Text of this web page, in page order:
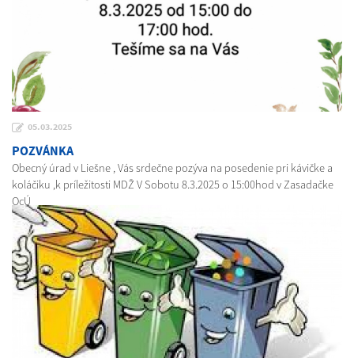
05.03.2025
POZVÁNKA
Obecný úrad v Liešne , Vás srdečne pozýva na posedenie pri kávičke a
koláčiku ,k príležitosti MDŽ V Sobotu 8.3.2025 o 15:00hod v Zasadačke
OcÚ